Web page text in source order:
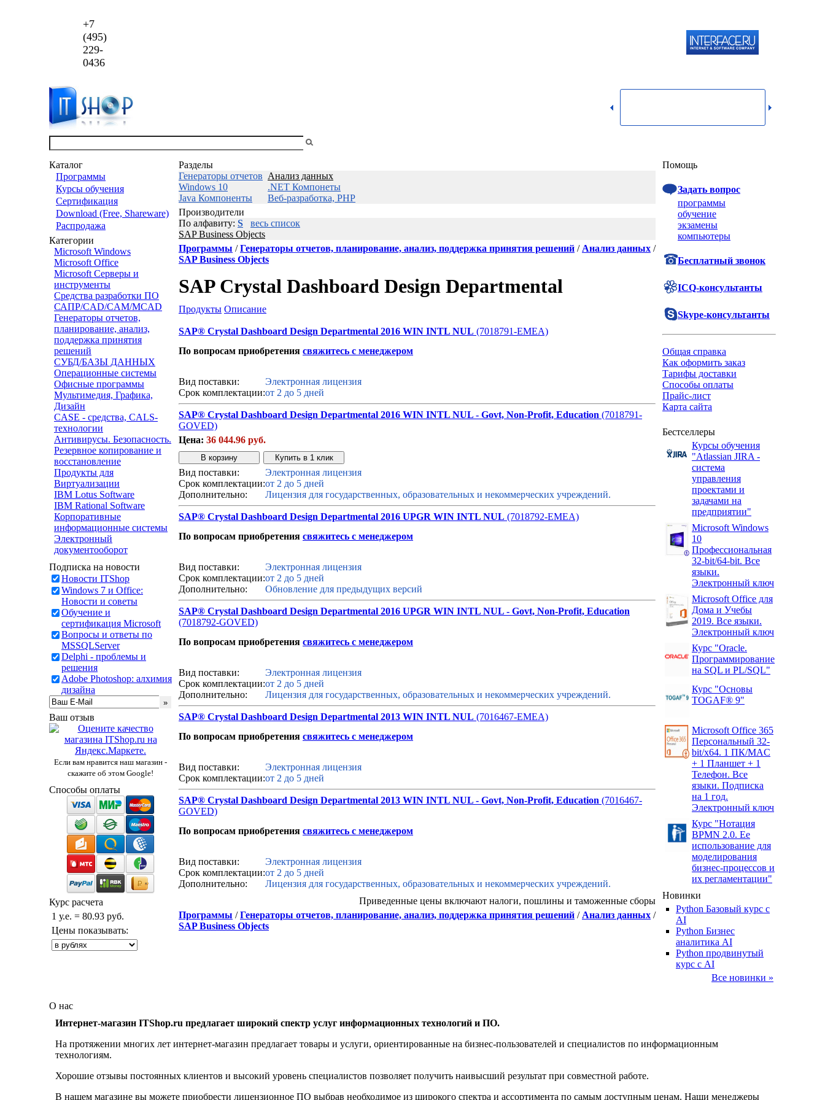
+7
(495)
229-
0436
Каталог
Программы
Курсы обучения
Сертификация
Download (Free, Shareware)
Распродажа
Категории
Microsoft Windows
Microsoft Office
Microsoft Серверы и
инструменты
Средства разработки ПО
САПР/CAD/CAM/MCAD
Генераторы отчетов,
планирование, анализ,
поддержка принятия
решений
СУБД/БАЗЫ ДАННЫХ
Операционные системы
Офисные программы
Мультимедия, Графика,
Дизайн
CASE - средства, CALS-
технологии
Антивирусы. Безопасность.
Резервное копирование и
восстановление
Продукты для
Виртуализации
IBM Lotus Software
IBM Rational Software
Корпоративные
информационные системы
Электронный
документооборот
Подписка на новости
Новости ITShop
Windows 7 и Office:
Новости и советы
Обучение и
сертификация Microsoft
Вопросы и ответы по
MSSQLServer
Delphi - проблемы и
решения
Adobe Photoshop: алхимия
дизайна
Ваш отзыв
Если вам нравится наш магазин -
скажите об этом Google!
Способы оплаты
Курс расчета
1 у.е. = 80.93 руб.
Цены показывать:
Разделы
Генераторы отчетов Анализ данных
Windows 10
.NET Компонеты
Java Компоненты
Веб-разработка, PHP
Производители
По алфавиту: S
весь список
SAP Business Objects
Программы /Генераторы отчетов, планирование, анализ, поддержка принятия решений / Анализ данных /
SAP Business Objects
SAP Crystal Dashboard Design Departmental
Продукты Описание
SAP® Crystal Dashboard Design Departmental 2016 WIN INTL NUL (7018791-EMEA)
По вопросам приобретения свяжитесь с менеджером
Вид поставки:
Электронная лицензия
Срок комплектации:от 2 до 5 дней
SAP® Crystal Dashboard Design Departmental 2016 WIN INTL NUL - Govt, Non-Profit, Education (7018791-
GOVED)
Цена: 36 044.96 руб.
Вид поставки:
Электронная лицензия
Срок комплектации:от 2 до 5 дней
Дополнительно:
Лицензия для государственных, образовательных и некоммерческих учреждений.
SAP® Crystal Dashboard Design Departmental 2016 UPGR WIN INTL NUL (7018792-EMEA)
По вопросам приобретения свяжитесь с менеджером
Вид поставки:
Электронная лицензия
Срок комплектации:от 2 до 5 дней
Дополнительно:
Обновление для предыдущих версий
SAP® Crystal Dashboard Design Departmental 2016 UPGR WIN INTL NUL - Govt, Non-Profit, Education
(7018792-GOVED)
По вопросам приобретения свяжитесь с менеджером
Вид поставки:
Электронная лицензия
Срок комплектации:от 2 до 5 дней
Дополнительно:
Лицензия для государственных, образовательных и некоммерческих учреждений.
SAP® Crystal Dashboard Design Departmental 2013 WIN INTL NUL (7016467-EMEA)
По вопросам приобретения свяжитесь с менеджером
Вид поставки:
Электронная лицензия
Срок комплектации:от 2 до 5 дней
SAP® Crystal Dashboard Design Departmental 2013 WIN INTL NUL - Govt, Non-Profit, Education (7016467-
GOVED)
По вопросам приобретения свяжитесь с менеджером
Вид поставки:
Электронная лицензия
Срок комплектации:от 2 до 5 дней
Дополнительно:
Лицензия для государственных, образовательных и некоммерческих учреждений.
Приведенные цены включают налоги, пошлины и таможенные сборы
Программы /Генераторы отчетов, планирование, анализ, поддержка принятия решений / Анализ данных /
SAP Business Objects
Помощь
Задать вопрос
программы
обучение
экзамены
компьютеры
Бесплатный звонок
ICQ-консультанты
Skype-консультанты
Общая справка
Как оформить заказ
Тарифы доставки
Способы оплаты
Прайс-лист
Карта сайта
Бестселлеры
Курсы обучения
"Atlassian JIRA -
система
управления
проектами и
задачами на
предприятии"
Microsoft Windows
10
Профессиональная
32-bit/64-bit. Все
языки.
Электронный ключ
Microsoft Office для
Дома и Учебы
2019. Все языки.
Электронный ключ
Курс "Oracle.
Программирование
на SQL и PL/SQL"
Курс "Основы
TOGAF® 9"
Microsoft Office 365
Персональный 32-
bit/x64. 1 ПК/MAC
+ 1 Планшет + 1
Телефон. Все
языки. Подписка
на 1 год.
Электронный ключ
Курс "Нотация
BPMN 2.0. Ее
использование для
моделирования
бизнес-процессов и
их регламентации"
Новинки
Python Базовый курс c
AI
Python Бизнес
аналитика AI
Python продвинутый
курс с AI
Все новинки »
О нас
Интернет-магазин ITShop.ru предлагает широкий спектр услуг информационных технологий и ПО.
На протяжении многих лет интернет-магазин предлагает товары и услуги, ориентированные на бизнес-пользователей и специалистов по информационным
технологиям.
Хорошие отзывы постоянных клиентов и высокий уровень специалистов позволяет получить наивысший результат при совместной работе.
В нашем магазине вы можете приобрести лицензионное ПО выбрав необходимое из широкого спектра и ассортимента по самым доступным ценам. Наши менеджеры